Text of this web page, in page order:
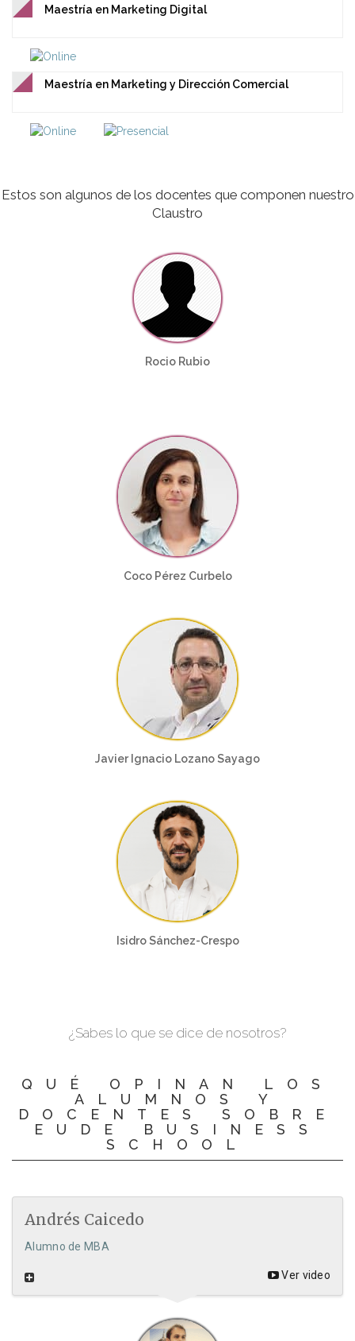
Maestría en Marketing Digital
Maestría en Marketing y Dirección Comercial
Estos son algunos de los docentes que componen nuestro
Claustro
Rocio Rubio
Coco Pérez Curbelo
Javier Ignacio Lozano Sayago
Isidro Sánchez-Crespo
¿Sabes lo que se dice de nosotros?
QUÉ OPINAN LOS
ALUMNOS Y
DOCENTES SOBRE
EUDE BUSINESS
SCHOOL
Andrés Caicedo
Alumno de MBA
Ver video